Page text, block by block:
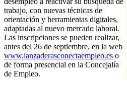
trabajo, con nuevas técnicas de
orientación y herramientas digitales,
adaptadas al nuevo mercado laboral.
Las inscripciones se pueden realizar,
antes del 26 de septiembre, en la web
www.lanzaderasconectaempleo.es o
de forma presencial en la Concejalía
de Empleo.